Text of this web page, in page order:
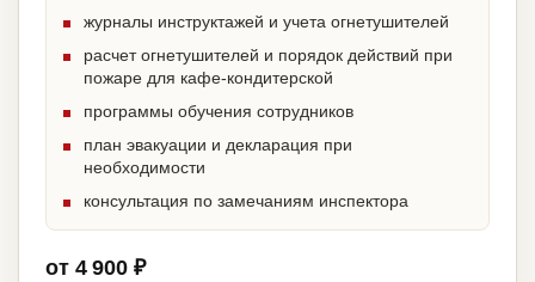
журналы инструктажей и учета огнетушителей
расчет огнетушителей и порядок действий при
пожаре для кафе-кондитерской
программы обучения сотрудников
план эвакуации и декларация при
необходимости
консультация по замечаниям инспектора
от 4 900 ₽